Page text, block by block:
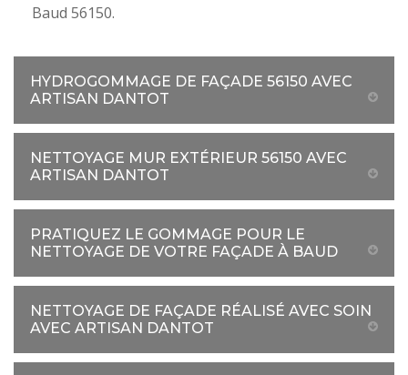
Baud 56150.
HYDROGOMMAGE DE FAÇADE 56150 AVEC
ARTISAN DANTOT
NETTOYAGE MUR EXTÉRIEUR 56150 AVEC
ARTISAN DANTOT
PRATIQUEZ LE GOMMAGE POUR LE
NETTOYAGE DE VOTRE FAÇADE À BAUD
NETTOYAGE DE FAÇADE RÉALISÉ AVEC SOIN
AVEC ARTISAN DANTOT